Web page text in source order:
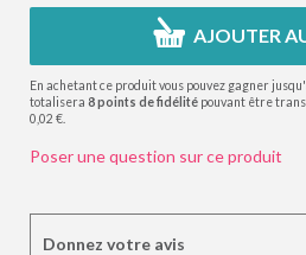
AJOUTER
En achetant ce produit vous pouvez gagner
totalisera 8points de fidélité pouvant être
0,02 €
Poser une question sur ce produit
Donnez votre avis